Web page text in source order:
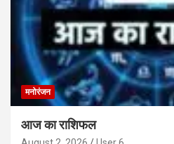
मनोरंजन
आज का राशिफल